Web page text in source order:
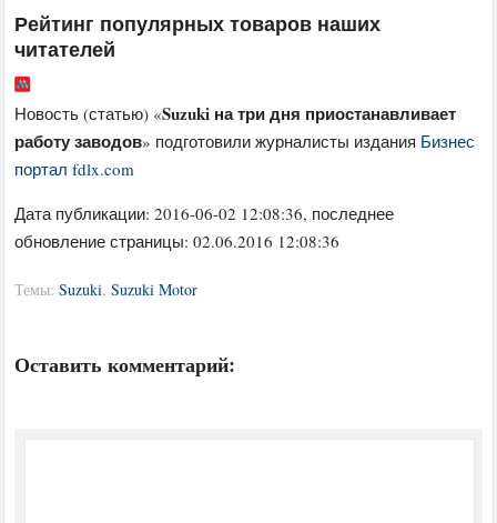
Рейтинг популярных товаров наших
читателей
Новость (статью) «Suzuki на три дня приостанавливает
работу заводов» подготовили журналисты издания Бизнес
портал fdlx.com
Дата публикации:2016-06-02 12:08:36, последнее
обновление страницы: 02.06.2016 12:08:36
Темы:Suzuki,Suzuki Motor
Оставить комментарий: